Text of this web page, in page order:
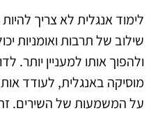
לימוד אנגלית לא צריך
שילוב של תרבות ואומניות
ולהפוך אותו למעניין יותר.
מוסיקה באנגלית, לעודד
על המשמעות של השירים.